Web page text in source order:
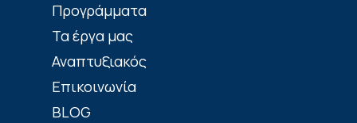
Προγράμματα
Τα έργα μας
Αναπτυξιακός
Επικοινωνία
BLOG